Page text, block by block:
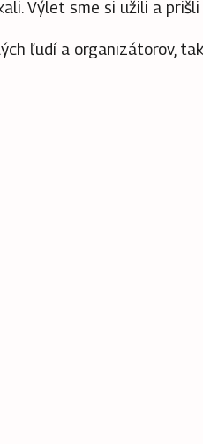
Výlet sme si užili a
ľudí a organizátorov,